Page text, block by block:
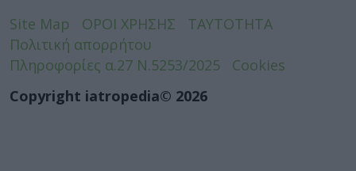
Site Map ΟΡΟΙ ΧΡΗΣΗΣ
ΤΑΥΤΟΤΗΤΑ
Πολιτική απορρήτου
Πληροφορίες α.27 Ν.5253/2025
Cookies
Copyright iatropedia© 2026